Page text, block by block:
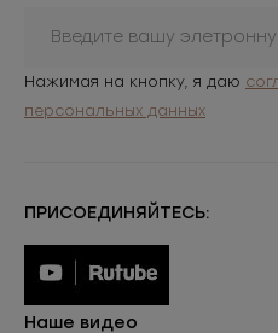
Нажимая на кнопку, я даю
персональных данных
ПРИСОЕДИНЯЙТЕСЬ:
Наше видео